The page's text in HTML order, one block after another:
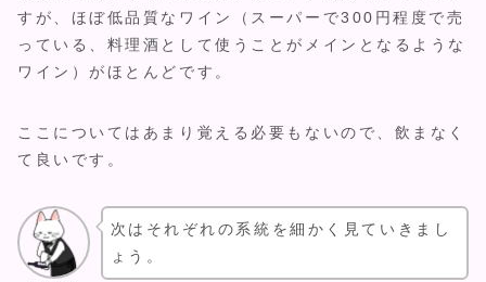
すが、ほぼ低品質なワイン（スーパーで300円程度で売
っている、料理酒として使うことがメインとなるような
ワイン）がほとんどです。
ここについてはあまり覚える必要もないので、飲まなく
て良いです。
次はそれぞれの系統を細かく見ていきまし
ょう。